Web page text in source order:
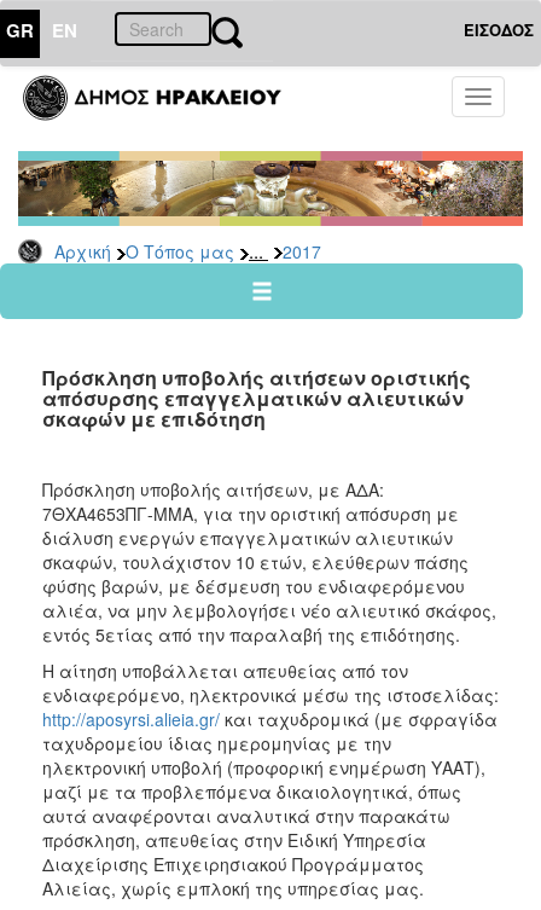
GR EN ΕΙΣΟΔΟΣ
Toggle
Αρχική Ο Τόπος μας ... 2017
ΤΟΠΟΣ
ΜΑΣ
Ανακοινώσεις
Αρχείο
2026
2024
2022
2021
2019
2018
2017
2016
2015
2012
2011
ΔΗΜΟΣ
Πρόσκληση υποβολής αιτήσεων οριστικής
απόσυρσης επαγγελματικών αλιευτικών
σκαφών με επιδότηση
Πρόσκληση υποβολής αιτήσεων, με ΑΔΑ:
7ΘΧΑ4653ΠΓ-ΜΜΑ, για την οριστική απόσυρση με
διάλυση ενεργών επαγγελματικών αλιευτικών
σκαφών, τουλάχιστον 10 ετών, ελεύθερων πάσης
φύσης βαρών, με δέσμευση του ενδιαφερόμενου
αλιέα, να μην λεμβολογήσει νέο αλιευτικό σκάφος,
εντός 5ετίας από την παραλαβή της επιδότησης.
Η αίτηση υποβάλλεται απευθείας από τον
ενδιαφερόμενο, ηλεκτρονικά μέσω της ιστοσελίδας:
http://aposyrsi.alieia.gr/ και ταχυδρομικά (με σφραγίδα
ταχυδρομείου ίδιας ημερομηνίας με την
ηλεκτρονική υποβολή (προφορική ενημέρωση ΥΑΑΤ),
μαζί με τα προβλεπόμενα δικαιολογητικά, όπως
αυτά αναφέρονται αναλυτικά στην παρακάτω
πρόσκληση, απευθείας στην Ειδική Υπηρεσία
Διαχείρισης Επιχειρησιακού Προγράμματος
Αλιείας, χωρίς εμπλοκή της υπηρεσίας μας.